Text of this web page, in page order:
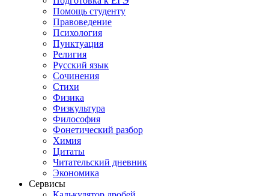
Помощь студенту
Правоведение
Психология
Пунктуация
Религия
Русский язык
Сочинения
Стихи
Физика
Физкультура
Философия
Фонетический разбор
Химия
Цитаты
Читательский дневник
Экономика
Сервисы